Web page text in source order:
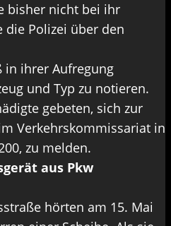
bisher nicht bei ihr
Polizei über den
in ihrer Aufregung
und Typ zu notieren.
gebeten, sich zur
Verkehrskommissariat in
zu melden.
aus Pkw
hörten am 15. Mai